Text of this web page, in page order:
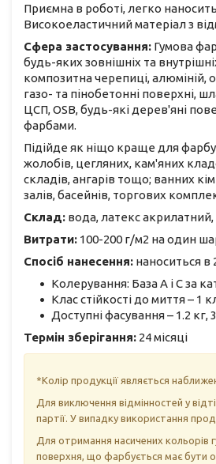
Приємна в роботі, легко
Високоеластичний матеріал з
Сфера застосування: Гумова
будь-яких зовнішніх та
композитна черепиці, алюміній,
газо- та пінобетонні поверхні,
ЦСП, OSB, будь-які дерев'яні
фарбами.
Підійде як ніщо краще для
жолобів, цегляних, кам'яних
складів, ангарів тощо; ванних
залів, басейнів, торгових
Склад: вода, латекс
Витрати: 100-200 г/м2 на один
Спосіб нанесення: наноситься
Колерування: База А і С за
Клас стійкості до миття – 1
Доступні фасування – 1.2 кг,
Термін зберігання: 24 місяці
*Колір продукції являється
Для виключення відмінностей у
партії. У випадку використання
Для отримання насичених кольорів
поверхня, що фарбується має бути